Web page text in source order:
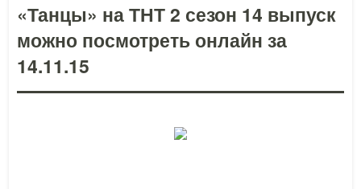
«Танцы» на ТНТ 2 сезон 14 выпуск
можно посмотреть онлайн за
14.11.15